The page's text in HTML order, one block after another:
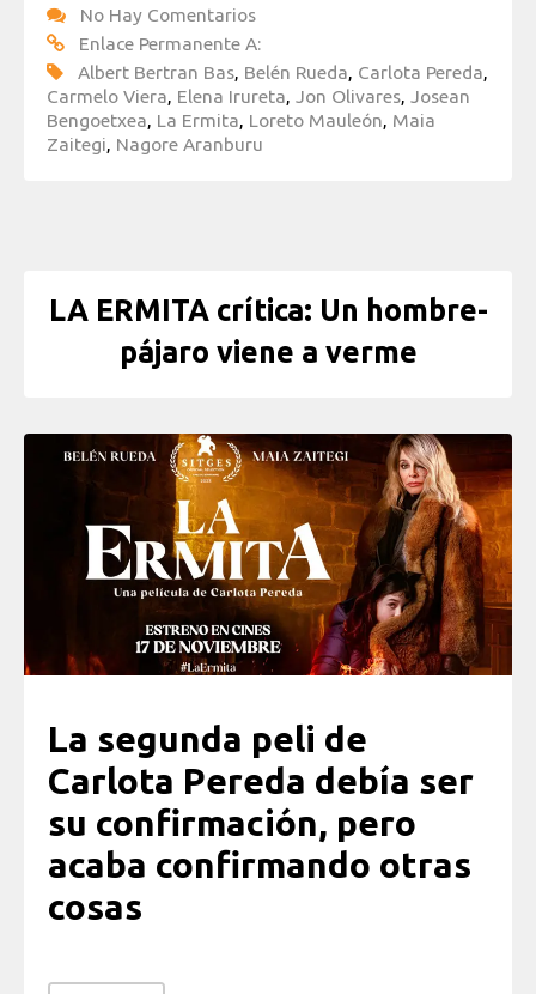
No Hay Comentarios
Enlace Permanente A:
Albert Bertran Bas, Belén Rueda, Carlota Pereda,
Carmelo Viera, Elena Irureta, Jon Olivares, Josean
Bengoetxea, La Ermita, Loreto Mauleón, Maia
Zaitegi, Nagore Aranburu
LA ERMITA crítica: Un hombre-
pájaro viene a verme
La segunda peli de
Carlota Pereda debía ser
su confirmación, pero
acaba confirmando otras
cosas